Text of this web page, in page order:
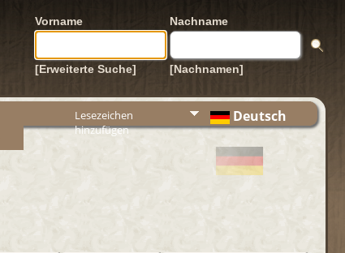
Vorname Nachname
[Erweiterte Suche] [Nachnamen]
Lesezeichen
hinzufügen
Deutsch